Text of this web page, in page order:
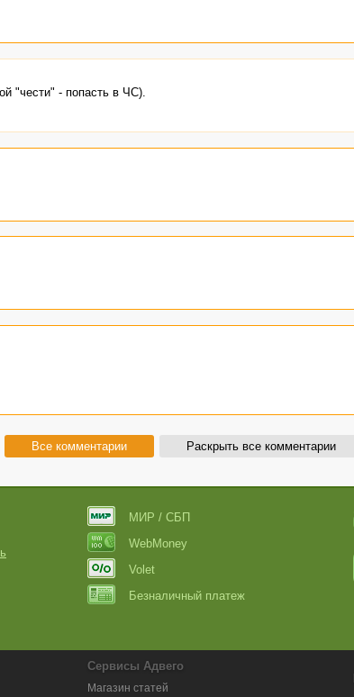
"чести" - попасть в ЧС).
Все комментарии Раскрыть все комментарии
МИР / СБП
WebMoney
Volet
Безналичный платеж
Сервисы Адвего
Магазин статей